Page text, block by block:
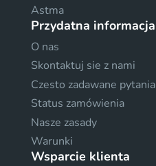
Astma
Przydatna informacja
O nas
Skontaktuj sie z nami
Czesto zadawane pytania
Status zamówienia
Nasze zasady
Warunki
Wsparcie klienta